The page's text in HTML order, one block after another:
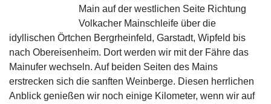
Main auf der westlichen Seite Richtung
Volkacher Mainschleife über die
idyllischen Örtchen Bergrheinfeld, Garstadt, Wipfeld bis
nach Obereisenheim. Dort werden wir mit der Fähre das
Mainufer wechseln. Auf beiden Seiten des Mains
erstrecken sich die sanften Weinberge. Diesen herrlichen
Anblick genießen wir noch einige Kilometer, wenn wir auf